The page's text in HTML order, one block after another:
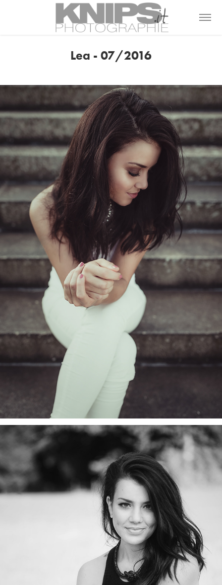
Lea - 07/2016